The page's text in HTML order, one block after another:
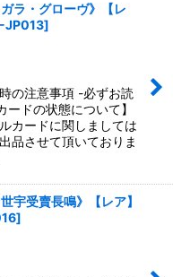
ラ・グローヴ》【レ
JP013]
の注意事項 -必ずお読
ドの状態について】
カードに関しましては
品させて頂いておりま
宇受賣長鳴》【レア】
]